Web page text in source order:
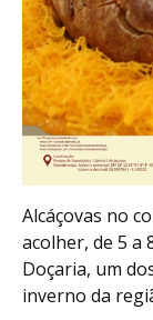
Alcáçovas no
acolher, de 5 a
Doçaria, um
inverno da